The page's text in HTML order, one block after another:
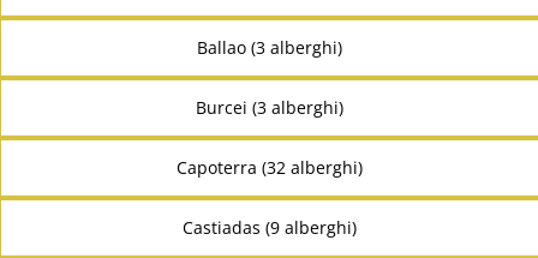
Ballao (3 alberghi)
Burcei (3 alberghi)
Capoterra (32 alberghi)
Castiadas (9 alberghi)